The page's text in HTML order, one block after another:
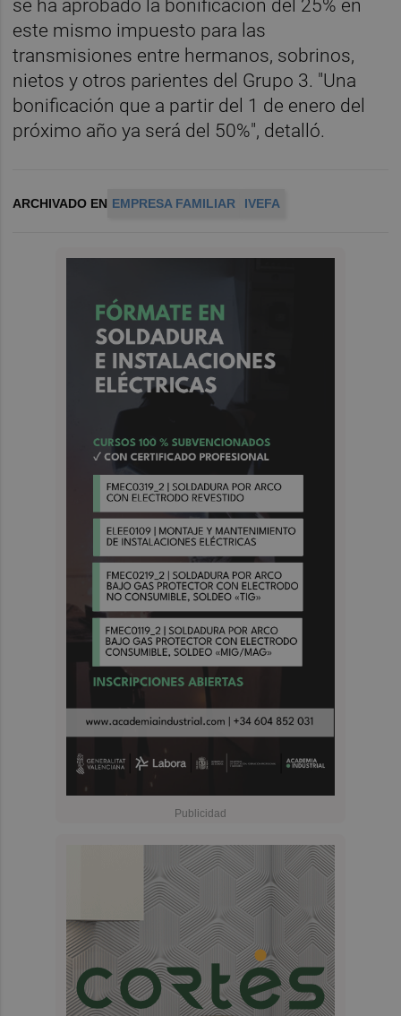
se ha aprobado la bonificación del 25% en
este mismo impuesto para las
transmisiones entre hermanos, sobrinos,
nietos y otros parientes del Grupo 3. "Una
bonificación que a partir del 1 de enero del
próximo año ya será del 50%", detalló.
ARCHIVADO EN EMPRESA FAMILIAR IVEFA